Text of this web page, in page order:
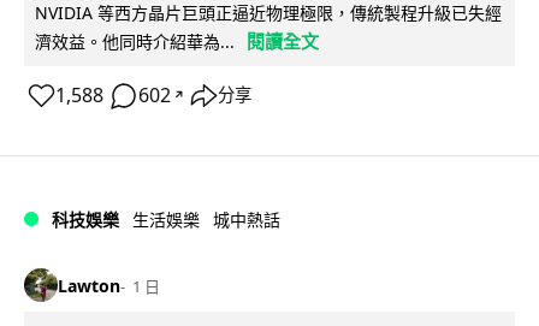
NVIDIA 等西方晶片巨頭正逼近物理極限，傳統製程升級已失經
濟效益。他同時介紹華為...
閱讀全文
1,588 602 ↗ 分享
科技娛樂 生活娛樂 城中熱話
Lawton 1 日